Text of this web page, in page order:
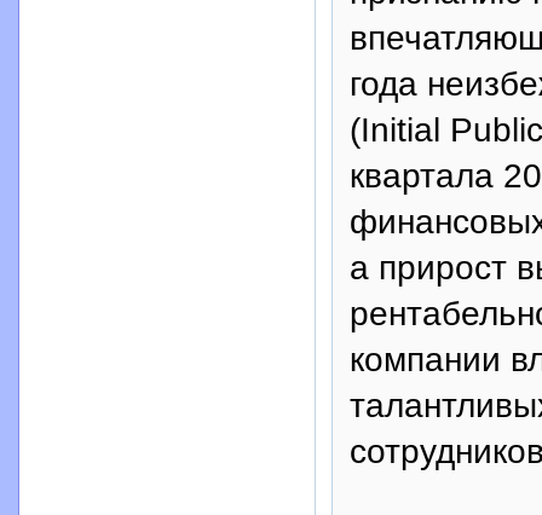
года
(Initial
квартала
а прирост
компании